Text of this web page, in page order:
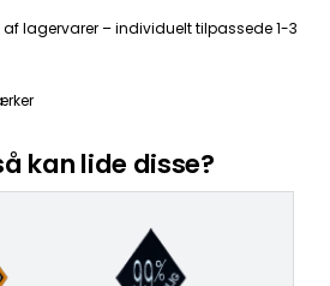
lagervarer – individuelt tilpassede 1-3
kan lide disse?